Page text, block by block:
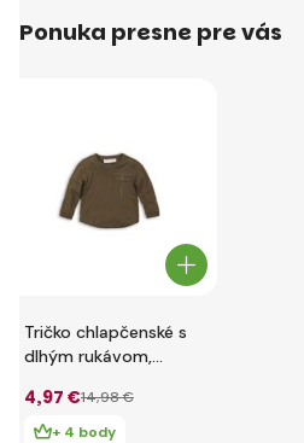
Ponuka presne pre vás
Tričko chlapčenské s
dlhým rukávom,
khaki - 68/80
4,97 €14,98 €
+ 4 body